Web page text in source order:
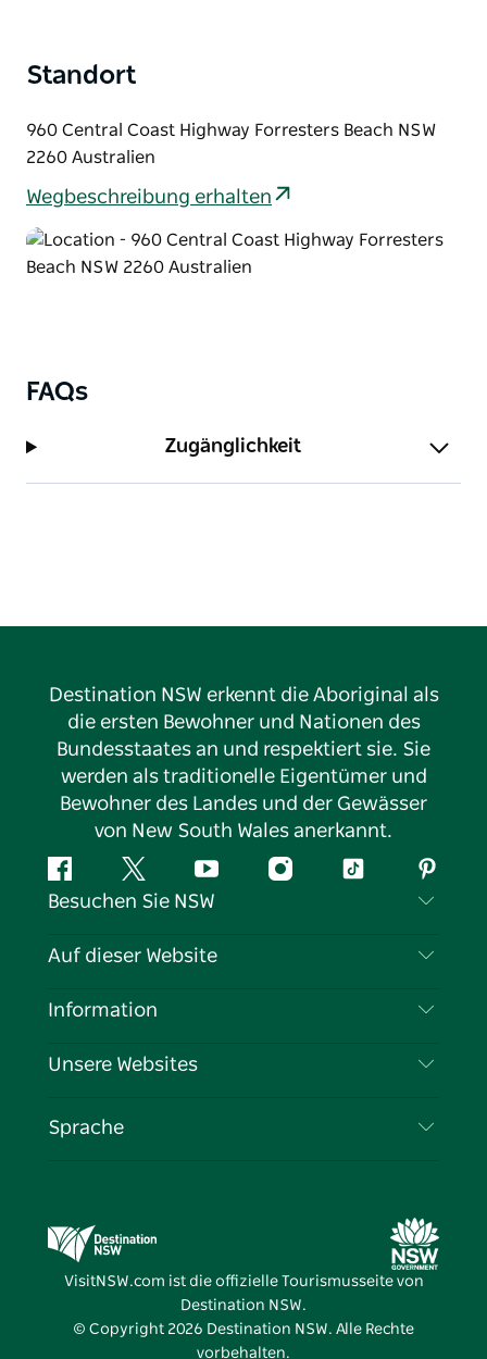
Minikühlschrank und kostenlosem WLAN
Vom Quarters aus erreichen Sie nach fünf
Autominuten die Wassersportmöglichkeiten wie
Angeln, Kajakfahren und Segeln am Tuggerah Lake
Der malerische Terrigal Beach ist in acht
Standort
960 Central Coast Highway Forresters Beach NSW
2260 Australien
Wegbeschreibung erhalten
FAQs
Zugänglichkeit
Destination NSW erkennt die Aboriginal als
die ersten Bewohner und Nationen des
Bundesstaates an und respektiert sie. Sie
werden als traditionelle Eigentümer und
Bewohner des Landes und der Gewässer
von New South Wales anerkannt.
FacebookTwitter YouTubeInstagramTikTok
Besuchen Sie NSW
Kontaktieren Sie uns
Cookie-Hinweis
Auf dieser Website
Reiseziele
Veranstaltungen
Information
Reiseinformationen
Unternehmen in NSW
Unsere Websites
Destination NSW Medienzentrum
Vivid Sydney
Sprache
VisitNSW.com ist die offizielle Tourismusseite von
Destination NSW.
© Copyright 2026 Destination NSW. Alle Rechte
vorbehalten.